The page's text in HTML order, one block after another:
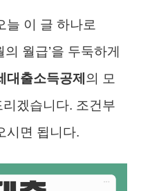
늘 이 글 하나로
월급’을 두둑하게
대출소득공제 의 모
겠습니다. 조건부
시면 됩니다.